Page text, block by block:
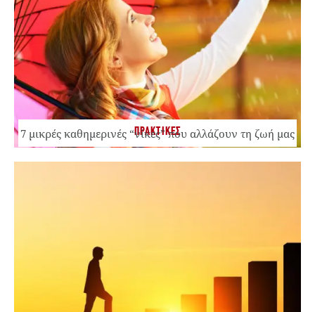
ΠΡΑΚΤΙΚΕΣ
7 μικρές καθημερινές “νίκες” που αλλάζουν τη ζωή μας